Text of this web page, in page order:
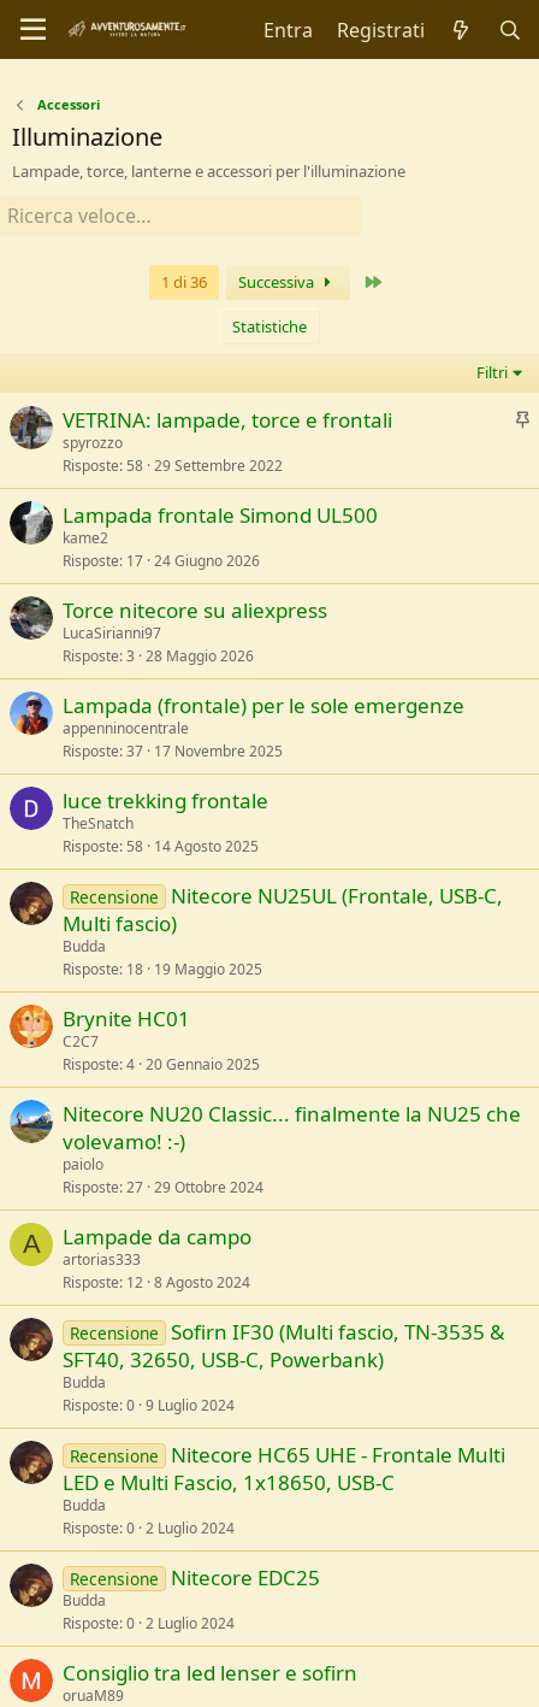
Entra Registrati
Accessori
Illuminazione
Lampade, torce, lanterne e accessori per l'illuminazione
1 di 36 Successiva
Statistiche
Filtri
I
v
e
VETRINA: lampade, torce e frontali
spyrozzo
Risposte 58 29 Settembre 2022
Lampada frontale Simond UL500
kame2
Risposte 17 24 Giugno 2026
Torce nitecore su aliexpress
LucaSirianni97
Risposte 3 28 Maggio 2026
Lampada (frontale) per le sole emergenze
appenninocentrale
Risposte 37 17 Novembre 2025
luce trekking frontale
TheSnatch
Risposte 58 14 Agosto 2025
Recensione
Nitecore NU25UL (Frontale, USB-C,
Multi fascio)
Budda
Risposte 18 19 Maggio 2025
Brynite HC01
C2C7
Risposte 4 20 Gennaio 2025
Nitecore NU20 Classic... finalmente la NU25 che
volevamo! :-)
paiolo
Risposte 27 29 Ottobre 2024
A Lampade da campo
artorias333
Risposte 12 8 Agosto 2024
Recensione Sofirn IF30 (Multi fascio, TN-3535 &
SFT40, 32650, USB-C, Powerbank)
Budda
Risposte 0 9 Luglio 2024
Recensione
Nitecore HC65 UHE - Frontale Multi
LED e Multi Fascio, 1x18650, USB-C
Budda
Risposte 0 2 Luglio 2024
Recensione Nitecore EDC25
Budda
Risposte 0 2 Luglio 2024
Consiglio tra led lenser e sofirn
oruaM89